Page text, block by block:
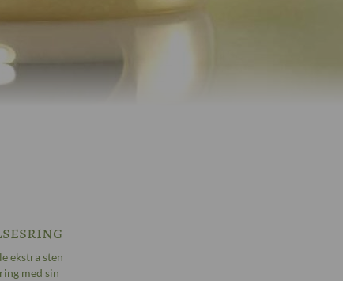
ekstra sten
med sin